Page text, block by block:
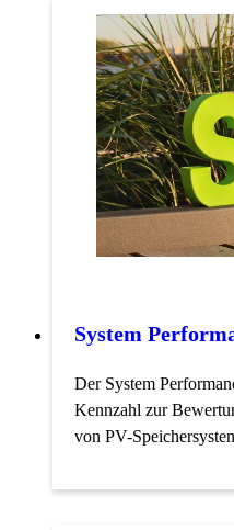
System
Der System
Kennzahl zur
von PV-